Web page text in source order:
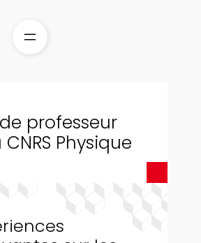
professeur
Physique